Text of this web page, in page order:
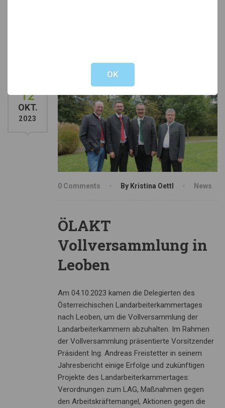
12
OKT.
2023
0 Comments By Kristina Oettl News
ÖLAKT
Vollversammlung in
Leoben
Am 04.10.2023 kamen die Delegierten des
Österreichischen Landarbeiterkammertages
nach Leoben, um die Vollversammlung der
Landarbeiterkammern abzuhalten. Im Rahmen
der Vollversammlung präsentierte Vorsitzender
Präsident Ing. Andreas Freistetter in seinem
Jahresbericht einige Erfolge und zukünftigen
Projekte des Landarbeiterkammertages:
Verordnungen zum LAG, Maßnahmen gegen
den Arbeitskräftemangel, Aktionen gegen die
OK